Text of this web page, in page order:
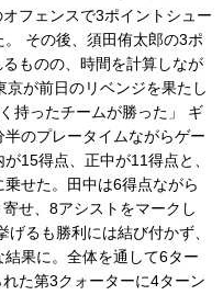
フェンスで3ポイントシュー
その後、須田侑太郎の3ポ
ものの、時間を計算しなが
が前日のリベンジを果たし
持ったチームが勝った」 ギ
のプレータイムながらゲー
15得点、正中が11得点と、
せた。田中は6得点ながら
せ、8アシストをマークし
るも勝利には結び付かず、
果に。全体を通して6ター
た第3クォーターに4ターン